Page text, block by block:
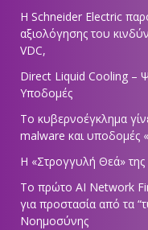
Η Schneider Electric
αξιολόγησης του
VDC,
Direct Liquid Cooling –
Υποδομές
Το κυβερνοέγκλημα
malware και υποδομές
Η «Στρογγυλή Θεά»
Tο πρώτο AI Network
για προστασία από τα
Νοημοσύνης